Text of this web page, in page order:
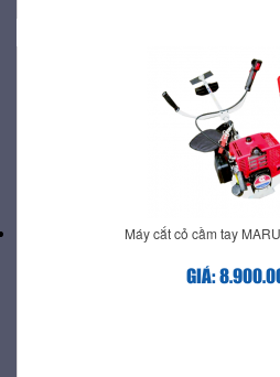
Máy cắt cỏ cầm tay
GIÁ: